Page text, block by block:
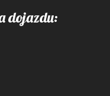
dojazdu: